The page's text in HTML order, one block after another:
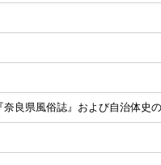
良県風俗誌』および自治体史